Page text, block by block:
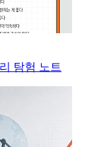
탐험 노트